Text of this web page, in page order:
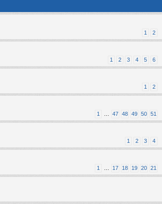
1 2
1 2 3 4 5 6
1 2
1 … 47 48 49 50 51
1 2 3 4
1 … 17 18 19 20 21